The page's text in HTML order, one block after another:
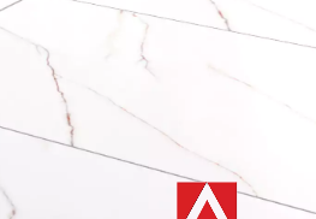
30 x 30 cm
30 x 60 cm
60 x 60 cm